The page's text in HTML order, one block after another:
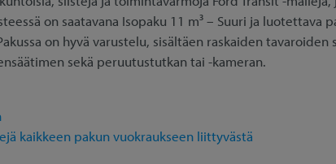
on saatavana Isopaku 11 m³ – Suuri ja
on hyvä varustelu, sisältäen raskaiden
sekä peruutustutkan tai -kameran.
kaikkeen pakun vuokraukseen liittyvästä